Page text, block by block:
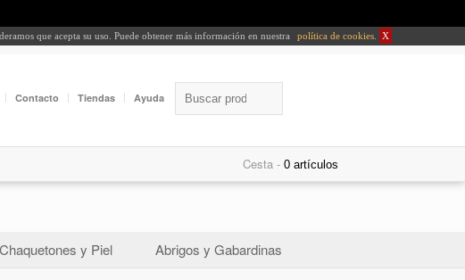
que acepta su uso. Puede obtener más información en nuestra política de cookies X
Contacto Tiendas Ayuda
Cesta -
Chaquetones y Piel Abrigos y Gabardinas